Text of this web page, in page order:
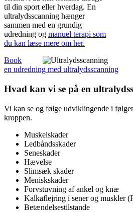
til din sport eller hverdag. En
ultralydsscanning hænger
sammen med en grundig
udredning og manuel terapi som
du kan læse mere om her.
Book
en udredning med ultralydsscanning
Hvad kan vi se på en
Vi kan se og følge udviklingende i
kroppen.
Muskelskader
Ledbåndsskader
Seneskader
Hævelse
Slimsæk skader
Meniskskader
Forvstuvning af ankel og knæ
Kalkaflejring i sener og muskler
Betændelsestilstande